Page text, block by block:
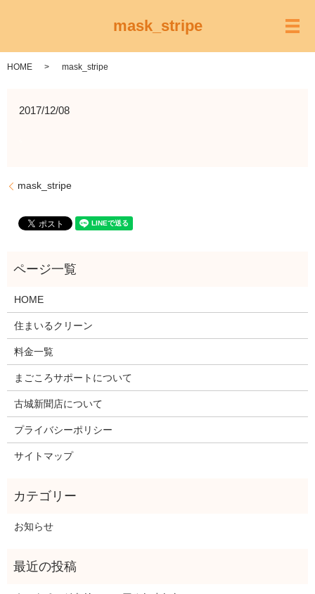
mask_stripe メ
HOME mask_stripe
2017/12/08
mask_stripe
HOME
住まいるクリーン
料金一覧
まごころサポートについて
古城新聞店について
プライバシーポリシー
サイトマップ
お知らせ